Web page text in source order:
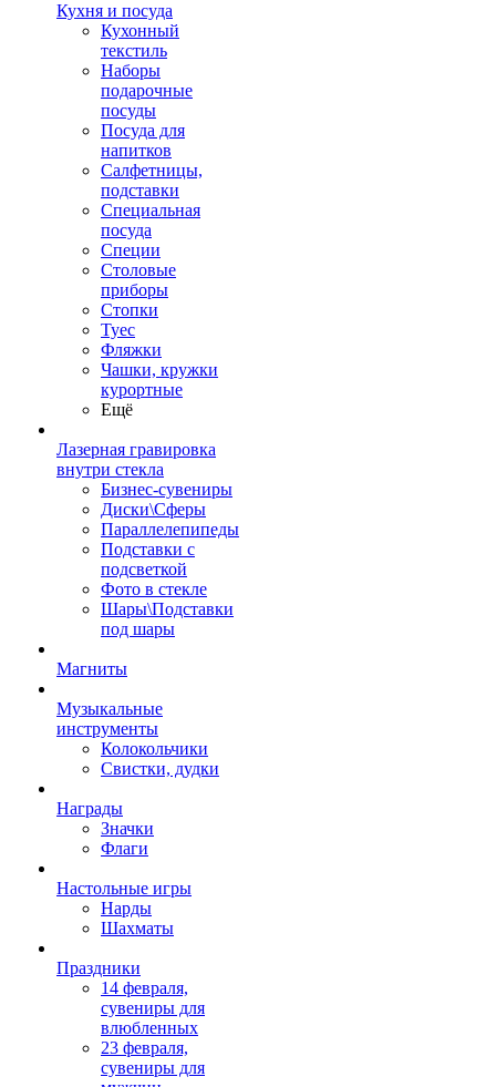
Кухня и посуда
Кухонный
текстиль
Наборы
подарочные
посуды
Посуда для
напитков
Салфетницы,
подставки
Специальная
посуда
Специи
Столовые
приборы
Стопки
Туес
Фляжки
Чашки, кружки
курортные
Ещё
Лазерная гравировка
внутри стекла
Бизнес-сувениры
Диски\Сферы
Параллелепипеды
Подставки с
подсветкой
Фото в стекле
Шары\Подставки
под шары
Магниты
Музыкальные
инструменты
Колокольчики
Свистки, дудки
Награды
Значки
Флаги
Настольные игры
Нарды
Шахматы
Праздники
14 февраля,
сувениры для
влюбленных
23 февраля,
сувениры для